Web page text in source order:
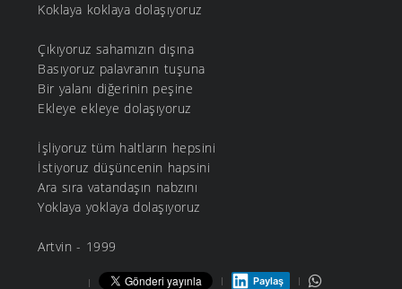
Koklaya koklaya dolaşıyoruz
Çıkıyoruz sahamızın dışına
Basıyoruz palavranın tuşuna
Bir yalanı diğerinin peşine
Ekleye ekleye dolaşıyoruz
İşliyoruz tüm haltların hepsini
İstiyoruz düşüncenin hapsini
Ara sıra vatandaşın nabzını
Yoklaya yoklaya dolaşıyoruz
Artvin - 1999
Paylaş